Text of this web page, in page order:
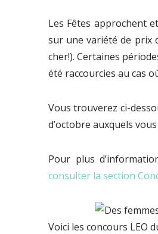
Les Fêtes approchent
sur une variété de prix
cher!). Certaines
été raccourcies au cas
Vous trouverez ci-
d’octobre auxquels
Pour plus
consulter la section
Voici les concours LEO